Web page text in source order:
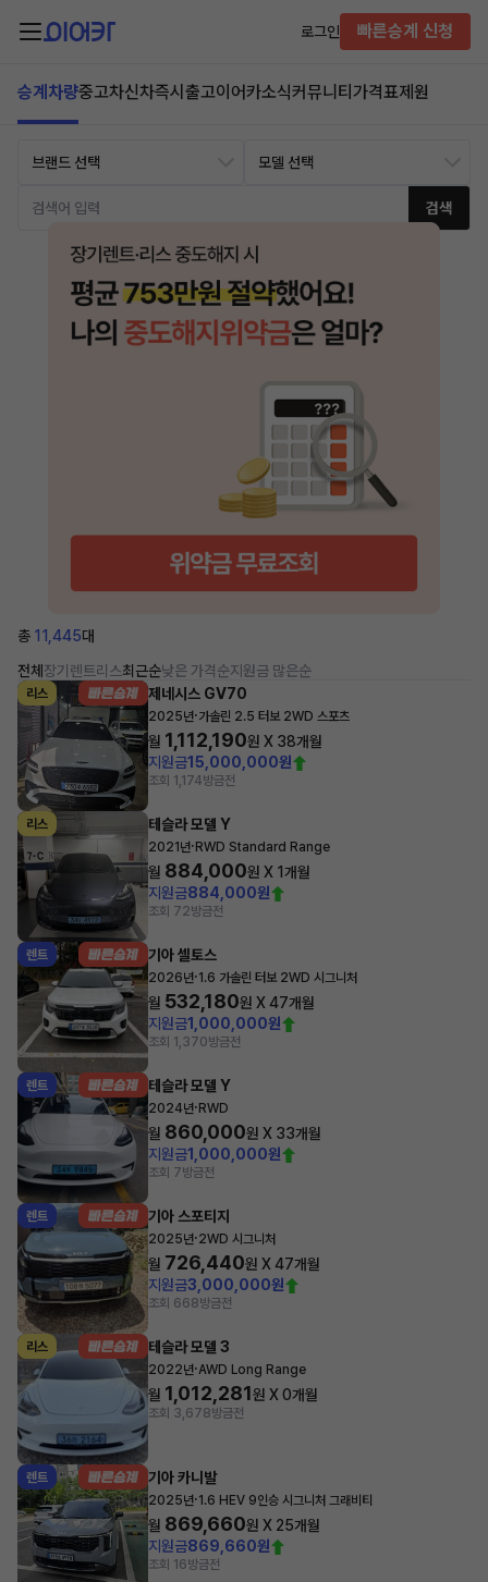
로그인 빠른승계 신청
승계차량중고차신차즉시출고이어카소식커뮤니티 가격표제원
검색
총 11,445대
전체 장기렌트리스최근순낮은 가격순지원금 많은순
리스 제네시스 GV70
2025년·가솔린 2.5 터보 2WD 스포츠
월 1,112,190원 X 38개월
지원금15,000,000원
조회 1,174방금전
리스 테슬라 모델 Y
2021년· RWD Standard Range
월 884,000원 X 1개월
지원금884,000원
조회 72방금전
렌트 기아 셀토스
2026년·1.6 가솔린 터보 2WD 시그니처
월 532,180원 X47개월
지원금1,000,000원
조회 1,370방금전
렌트 테슬라 모델 Y
2024년· RWD
월 860,000원 X 33개월
지원금1,000,000원
조회 7방금전
렌트 기아 스포티지
2025년·2WD 시그니처
월 726,440원 X47개월
지원금3,000,000원
조회 668방금전
리스 테슬라 모델 3
2022년·AWD Long Range
월 1,012,281원 X0개월
조회 3,678방금전
렌트 기아 카니발
2025년·1.6 HEV 9인승 시그니처 그래비티
월 869,660원 X 25개월
지원금869,660원
조회 16방금전